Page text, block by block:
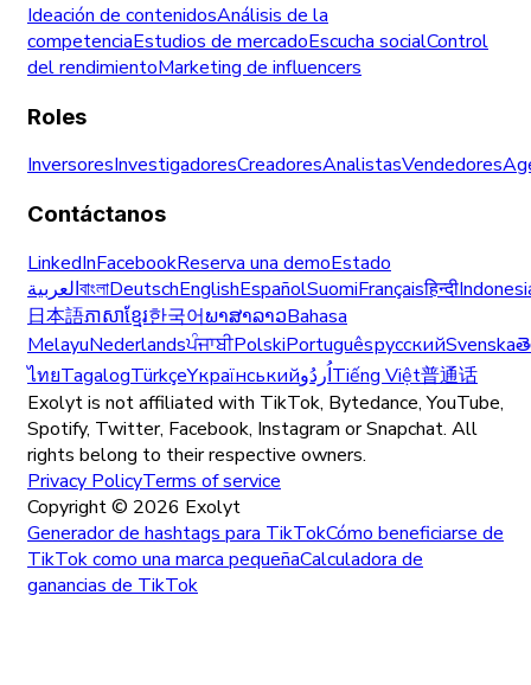
Ideación de contenidosAnálisis de la
competenciaEstudios de mercadoEscucha socialControl
del rendimientoMarketing de influencers
Roles
InversoresInvestigadoresCreadoresAnalistasVendedores
Contáctanos
LinkedInFacebookReserva una demoEstado
العربيةবাংলাDeutschEnglishEspañolSuomiFrançaisहिन्दी
日本語ភាសាខ្មែរ한국어ພາສາລາວBahasa
MelayuNederlandsਪੰਜਾਬੀPolskiPortuguêsрусскийSvenska
ไทยTagalogTürkçeYкраїнськийاُردُوTiếng Việt普通话
Exolyt is not affiliated with TikTok, Bytedance, YouTube,
Spotify, Twitter, Facebook, Instagram or Snapchat. All
rights belong to their respective owners.
Privacy PolicyTerms of service
Copyright © 2026 Exolyt
Generador de hashtags para TikTokCómo beneficiarse de
TikTok como una marca pequeñaCalculadora de
ganancias de TikTok